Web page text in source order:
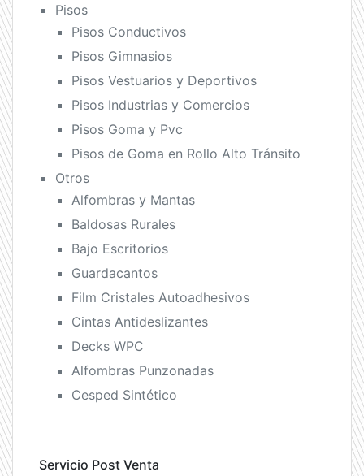
Pisos
Pisos Conductivos
Pisos Gimnasios
Pisos Vestuarios y Deportivos
Pisos Industrias y Comercios
Pisos Goma y Pvc
Pisos de Goma en Rollo Alto Tránsito
Otros
Alfombras y Mantas
Baldosas Rurales
Bajo Escritorios
Guardacantos
Film Cristales Autoadhesivos
Cintas Antideslizantes
Decks WPC
Alfombras Punzonadas
Cesped Sintético
Servicio Post Venta